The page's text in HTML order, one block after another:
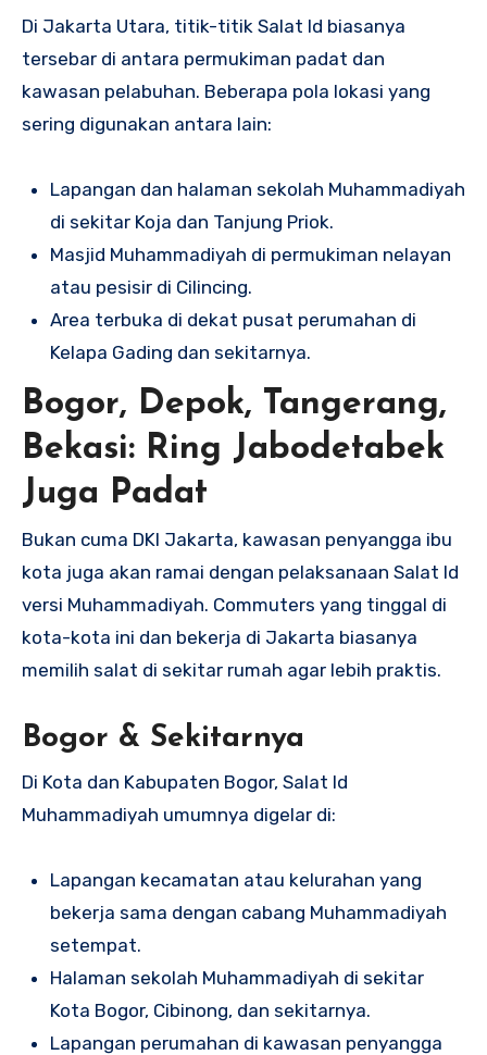
Di Jakarta Utara, titik-titik Salat Id biasanya
tersebar di antara permukiman padat dan
kawasan pelabuhan. Beberapa pola lokasi yang
sering digunakan antara lain:
Lapangan dan halaman sekolah Muhammadiyah
di sekitar Koja dan Tanjung Priok.
Masjid Muhammadiyah di permukiman nelayan
atau pesisir di Cilincing.
Area terbuka di dekat pusat perumahan di
Kelapa Gading dan sekitarnya.
Bogor, Depok, Tangerang,
Bekasi: Ring Jabodetabek
Juga Padat
Bukan cuma DKI Jakarta, kawasan penyangga ibu
kota juga akan ramai dengan pelaksanaan Salat Id
versi Muhammadiyah. Commuters yang tinggal di
kota-kota ini dan bekerja di Jakarta biasanya
memilih salat di sekitar rumah agar lebih praktis.
Bogor & Sekitarnya
Di Kota dan Kabupaten Bogor, Salat Id
Muhammadiyah umumnya digelar di:
Lapangan kecamatan atau kelurahan yang
bekerja sama dengan cabang Muhammadiyah
setempat.
Halaman sekolah Muhammadiyah di sekitar
Kota Bogor, Cibinong, dan sekitarnya.
Lapangan perumahan di kawasan penyangga